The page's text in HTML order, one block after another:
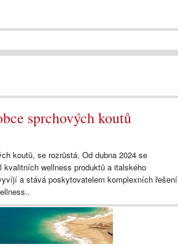
sprchových koutů
koutů, se rozrůstá. Od dubna 2024 se
kvalitních wellness produktů a italského
a stává poskytovatelem komplexních řešení